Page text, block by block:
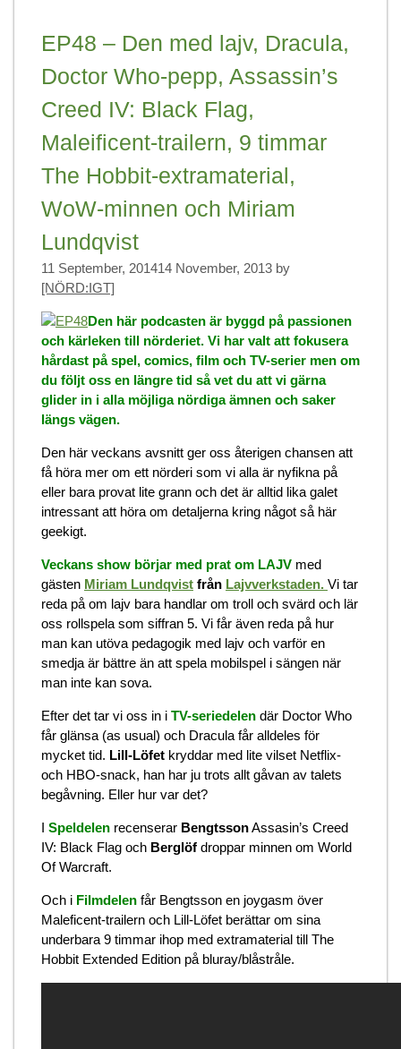
EP48 – Den med lajv, Dracula,
Doctor Who-pepp, Assassin’s
Creed IV: Black Flag,
Maleificent-trailern, 9 timmar
The Hobbit-extramaterial,
WoW-minnen och Miriam
Lundqvist
11 September, 201414 November, 2013 by
[NÖRD:IGT]
Den här podcasten är byggd på passionen
och kärleken till nörderiet. Vi har valt att fokusera
hårdast på spel, comics, film och TV-serier men om
du följt oss en längre tid så vet du att vi gärna
glider in i alla möjliga nördiga ämnen och saker
längs vägen.
Den här veckans avsnitt ger oss återigen chansen att
få höra mer om ett nörderi som vi alla är nyfikna på
eller bara provat lite grann och det är alltid lika galet
intressant att höra om detaljerna kring något så här
geekigt.
Veckans show börjar med prat om LAJV med
gästen Miriam Lundqvist från Lajvverkstaden. Vi tar
reda på om lajv bara handlar om troll och svärd och lär
oss rollspela som siffran 5. Vi får även reda på hur
man kan utöva pedagogik med lajv och varför en
smedja är bättre än att spela mobilspel i sängen när
man inte kan sova.
Efter det tar vi oss in i TV-seriedelen där Doctor Who
får glänsa (as usual) och Dracula får alldeles för
mycket tid. Lill-Löfet kryddar med lite vilset Netflix-
och HBO-snack, han har ju trots allt gåvan av talets
begåvning. Eller hur var det?
I Speldelen recenserar BengtssonAssasin’s Creed
IV: Black Flag och Berglöf droppar minnen om World
Of Warcraft.
Och i Filmdelen får Bengtsson en joygasm över
Maleficent-trailern och Lill-Löfet berättar om sina
underbara 9 timmar ihop med extramaterial till The
Hobbit Extended Edition på bluray/blåstråle.